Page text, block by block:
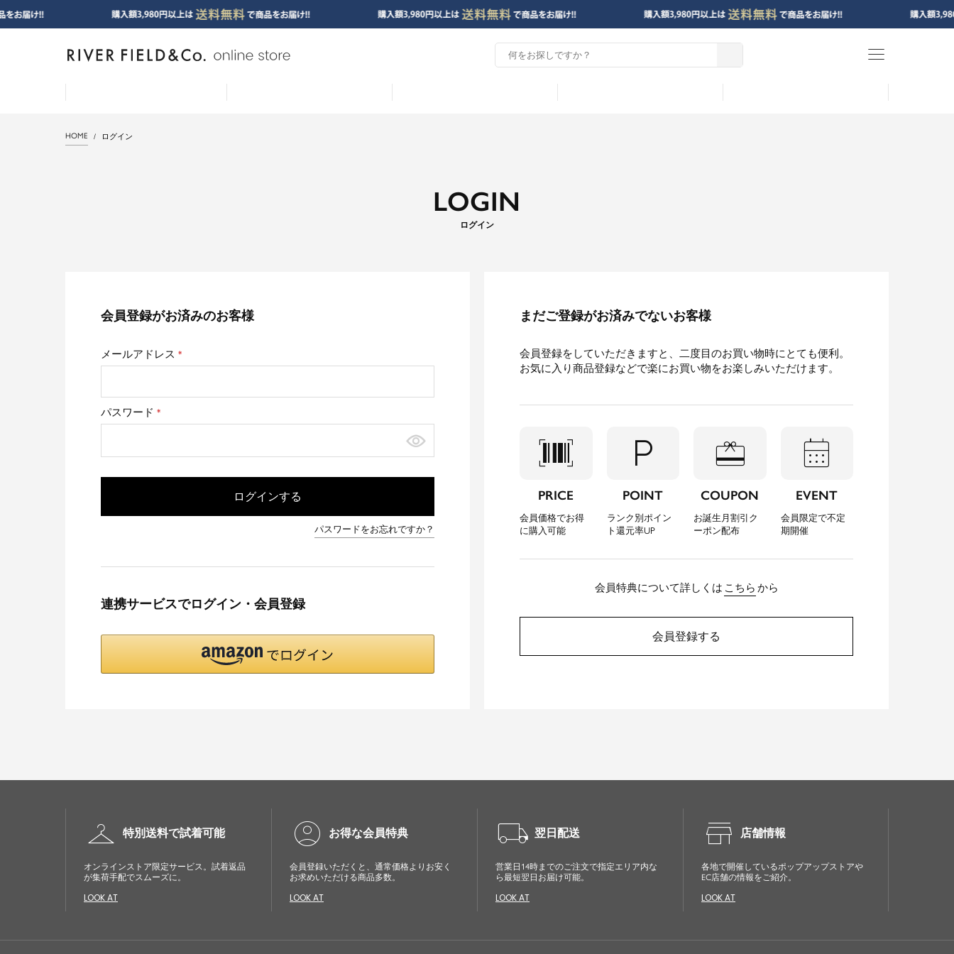
menu
HOME ログイン
LOGIN
ログイン
会員登録がお済みのお客様
メールアドレス
パスワード
ログインする
パスワードをお忘れですか？
連携サービスでログイン・会員登録
まだご登録がお済みでないお客様
会員登録をしていただきますと、二度目のお買い物時にとても便利。
お気に入り商品登録などで楽にお買い物をお楽しみいただけます。
barcode_scanner
PRICE
会員価格でお得
に購入可能
local_parking
POINT
ランク別ポイン
ト還元率UP
redeem
COUPON
お誕生月割引ク
ーポン配布
calendar_month
EVENT
会員限定で不定
期開催
会員特典について詳しくは こちら から
会員登録する
checkroom 特別送料で試着可能
オンラインストア限定サービス。試着返品
が集荷手配でスムーズに。
LOOK AT
account_circle お得な会員特典
会員登録いただくと、通常価格よりお安く
お求めいただける商品多数。
LOOK AT
local_shipping 翌日配送
営業日14時までのご注文で指定エリア内な
ら最短翌日お届け可能。
LOOK AT
store 店舗情報
各地で開催しているポップアップストアや
EC店舗の情報をご紹介。
LOOK AT